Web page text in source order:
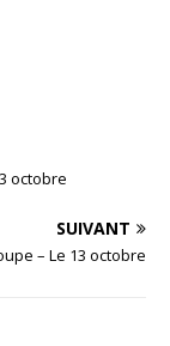
octobre
SUIVANT
– Le 13 octobre